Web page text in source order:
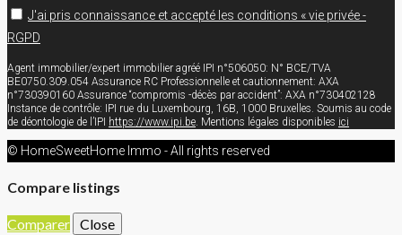
J'ai pris connaissance et accepté les conditions « vie privée -
RGPD
Agent immobilier/expert immobilier agréé IPI n°506050: N° BCE/TVA
BE0750.309.054 Assurance RC Professionnelle et cautionnement: AXA
n°730390160 Assurance “compromis -décès par accident”: AXA n°730402128
Instance de contrôle: IPI rue du Luxembourg, 16B, 1000 Bruxelles. Soumis au code
de déontologie de l’IPI https://www.ipi.be . Mentions légales disponibles ici
© HomeSweetHome Immo - All rights reserved
Compare listings
Comparer Close